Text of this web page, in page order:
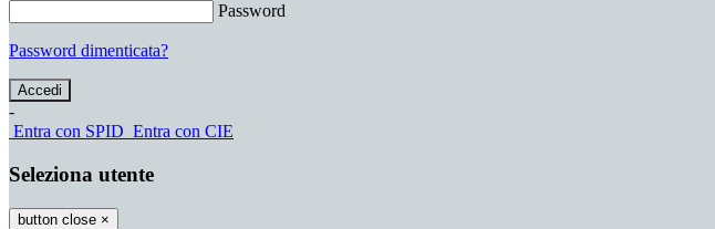
Password
Password dimenticata?
-
Entra con SPID Entra con CIE
Seleziona utente
button close ×